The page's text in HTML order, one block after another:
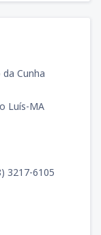
Cunha
Luís-MA
3217-6105